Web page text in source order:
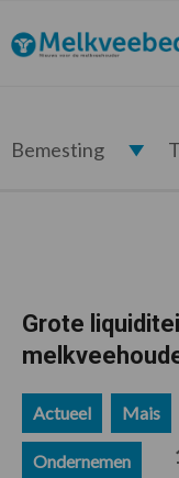
de
hoofdnavigatie
de
hoofd
de
eerste
de
voettekst
Melkveebedrijf.nl
Bemesting
Grote
Actueel Mais
Ondernemen